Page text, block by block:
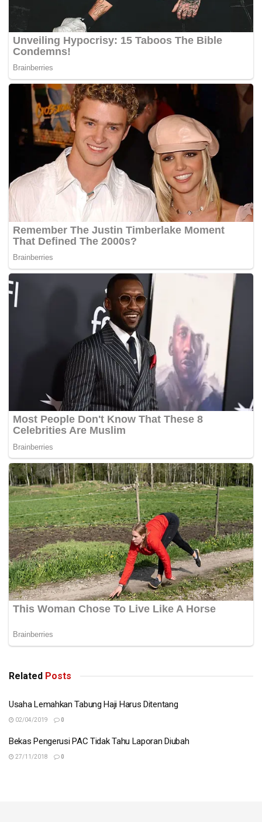
Related Posts
Usaha Lemahkan Tabung Haji Harus Ditentang
02/04/2019 0
Bekas Pengerusi PAC Tidak Tahu Laporan Diubah
27/11/2018 0